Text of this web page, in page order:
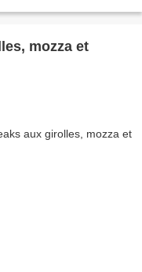
mozza et